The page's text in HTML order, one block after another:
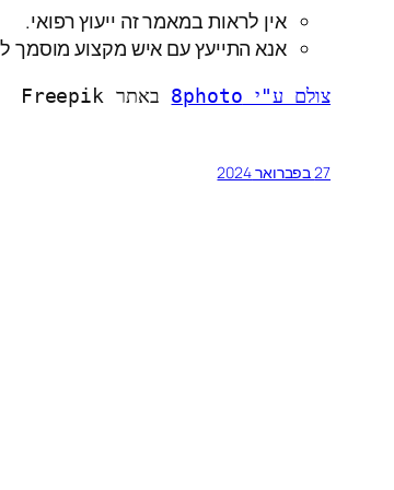
אין לראות במאמר זה ייעוץ רפואי.
אנא התייעץ עם איש מקצוע מוסמך
צולם ע"י 8photo באתר Freepik
27 בפברואר 2024